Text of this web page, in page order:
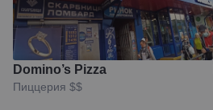
Domino’s Pizza
Пиццерия $$